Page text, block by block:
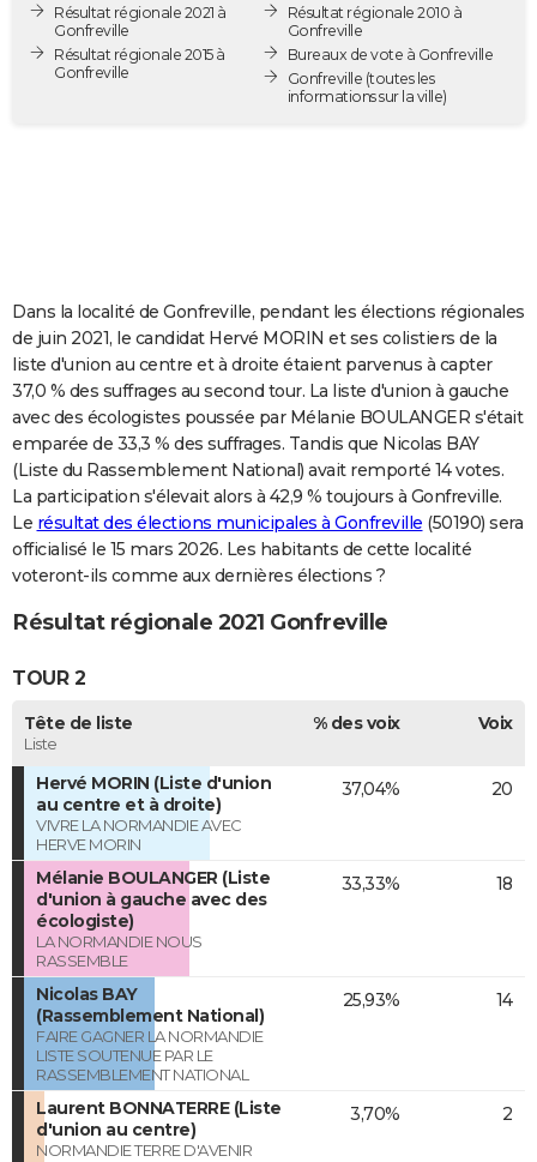
Destinations
City break
Voyage nature
Voyage de noces
Forum
PHOTO
GUIDES D'ACHAT
COPAINS D'AVANT
S'inscrire
Se connecter
Lycées
Collèges
Primaires
Universités
Entreprises
Service militaire
Avis de recherche
AVIS DE DÉCÈS
FORUM
Bricolage
Lifestyle
Culture
Sport
Auto
Television
Voyage
Cinema
Résultat régionale 2021 à
Gonfreville
Résultat régionale 2015 à
Gonfreville
Résultat régionale 2010 à
Gonfreville
Bureaux de vote à Gonfreville
Gonfreville (toutes les
informations sur la ville)
Dans la localité de Gonfreville, pendant les élections régionales
de juin 2021, le candidat Hervé MORIN et ses colistiers de la
liste d'union au centre et à droite étaient parvenus à capter
37,0 % des suffrages au second tour. La liste d'union à gauche
avec des écologistes poussée par Mélanie BOULANGER s'était
emparée de 33,3 % des suffrages. Tandis que Nicolas BAY
(Liste du Rassemblement National) avait remporté 14 votes.
La participation s'élevait alors à 42,9 % toujours à Gonfreville.
Le résultat des élections municipales à Gonfreville (50190) sera
officialisé le 15 mars 2026. Les habitants de cette localité
voteront-ils comme aux dernières élections ?
Résultat régionale 2021 Gonfreville
TOUR 2
Tête de liste
Liste
% des voix Voix
Hervé MORIN (Liste d'union
au centre et à droite)
VIVRE LA NORMANDIE AVEC
HERVE MORIN
37,04% 20
Mélanie BOULANGER (Liste
d'union à gauche avec des
écologiste)
LA NORMANDIE NOUS
RASSEMBLE
33,33% 18
Nicolas BAY
(Rassemblement National)
FAIRE GAGNER LA NORMANDIE
LISTE SOUTENUE PAR LE
RASSEMBLEMENT NATIONAL
25,93% 14
Laurent BONNATERRE (Liste
d'union au centre)
NORMANDIE TERRE D'AVENIR
3,70% 2